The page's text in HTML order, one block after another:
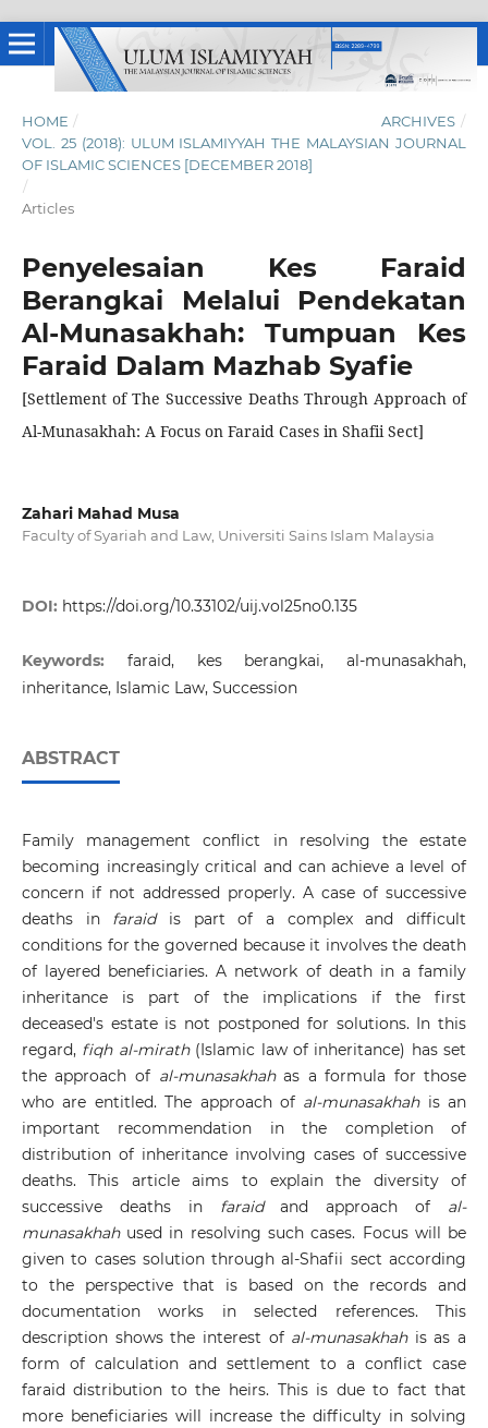
HOME / ARCHIVES /
VOL. 25 (2018): ULUM ISLAMIYYAH THE MALAYSIAN JOURNAL
OF ISLAMIC SCIENCES [DECEMBER 2018]
/
Articles
Penyelesaian Kes Faraid
Berangkai Melalui Pendekatan
Al-Munasakhah: Tumpuan Kes
Faraid Dalam Mazhab Syafie
[Settlement of The Successive Deaths Through Approach of
Al-Munasakhah: A Focus on Faraid Cases in Shafii Sect]
Zahari Mahad Musa
Faculty of Syariah and Law, Universiti Sains Islam Malaysia
DOI: https://doi.org/10.33102/uij.vol25no0.135
Keywords: faraid, kes berangkai, al-munasakhah,
inheritance, Islamic Law, Succession
ABSTRACT
Family management conflict in resolving the estate
becoming increasingly critical and can achieve a level of
concern if not addressed properly. A case of successive
deaths in faraidis part of a complex and difficult
conditions for the governed because it involves the death
of layered beneficiaries. A network of death in a family
inheritance is part of the implications if the first
deceased's estate is not postponed for solutions. In this
regard, fiqh al-mirath(Islamic law of inheritance) has set
the approach of al-munasakhahas a formula for those
who are entitled. The approach of al-munasakhahis an
important recommendation in the completion of
distribution of inheritance involving cases of successive
deaths. This article aims to explain the diversity of
successive deaths in faraidand approach of al-
munasakhahused in resolving such cases. Focus will be
given to cases solution through al-Shafii sect according
to the perspective that is based on the records and
documentation works in selected references. This
description shows the interest of al-munasakhahis as a
form of calculation and settlement to a conflict case
faraid distribution to the heirs. This is due to fact that
more beneficiaries will increase the difficulty in solving